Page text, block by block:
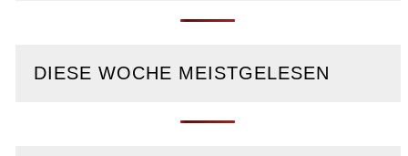
DIESE WOCHE MEISTGELESEN